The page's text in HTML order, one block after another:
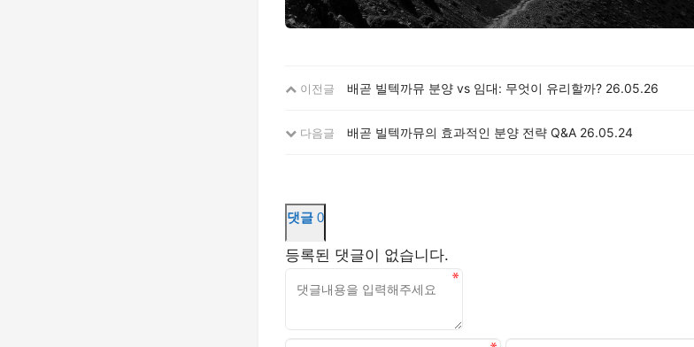
이전글 배곧 빌텍까뮤 분양 vs 임대: 무엇이 유리할까? 26.05.26
다음글 배곧 빌텍까뮤의 효과적인 분양 전략 Q&A 26.05.24
댓글 0
등록된 댓글이 없습니다.